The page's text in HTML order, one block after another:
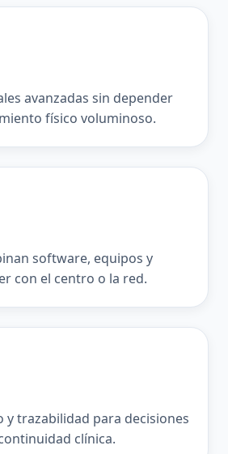
avanzadas sin depender
físico voluminoso.
software, equipos y
con el centro o la red.
y trazabilidad para decisiones
clínica.